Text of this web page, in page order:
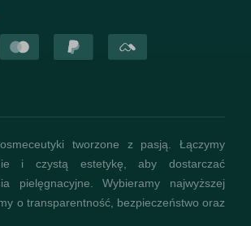
tworzone z pasją. Łączymy
i czystą estetykę, aby dostarczać
pielęgnacyjne. Wybieramy najwyższej
o transparentność, bezpieczeństwo oraz